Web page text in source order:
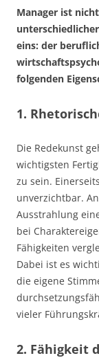
Manager ist
eins: der
folgenden
1.
Die Redekunst
wichtigsten
zu sein.
unverzichtbar.
Ausstrahlung
bei
Fähigkeiten
Dabei ist es
die eigene
vieler
2. Fähigkeit